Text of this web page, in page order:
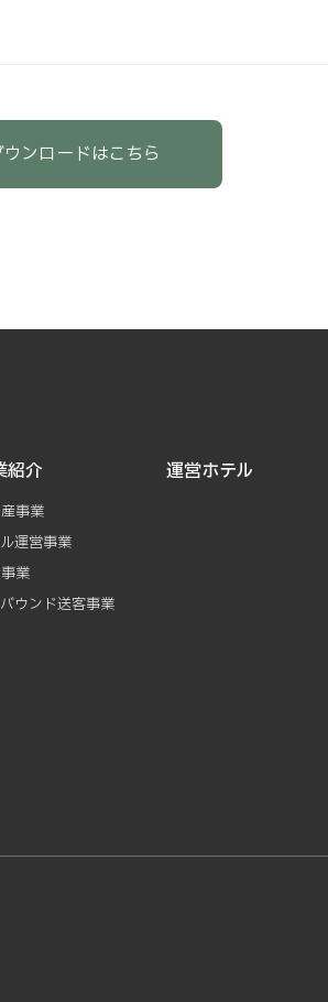
ウンロードはこちら
紹介
事業
運営事業
業
ウンド送客事業
運営ホテル